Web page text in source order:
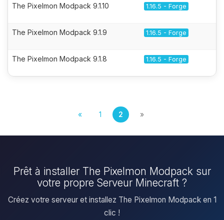
The Pixelmon Modpack 9.1.10 1.16.5 - Forge
The Pixelmon Modpack 9.1.9 1.16.5 - Forge
The Pixelmon Modpack 9.1.8 1.16.5 - Forge
« 1 2 »
Prêt à installer The Pixelmon Modpack sur
votre propre Serveur Minecraft ?
Créez votre serveur et installez The Pixelmon Modpack en 1
clic !